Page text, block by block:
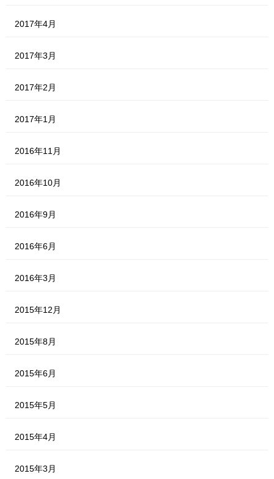
2017年4月
2017年3月
2017年2月
2017年1月
2016年11月
2016年10月
2016年9月
2016年6月
2016年3月
2015年12月
2015年8月
2015年6月
2015年5月
2015年4月
2015年3月